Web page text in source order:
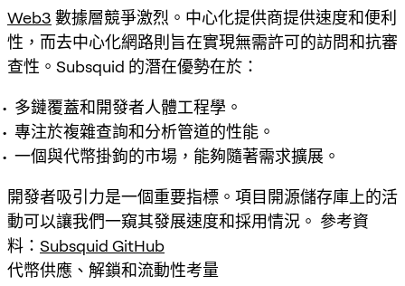
Web3 數據層競爭激烈。中心化提供商提供速度和便利
性，而去中心化網路則旨在實現無需許可的訪問和抗審
查性。Subsquid 的潛在優勢在於：
多鏈覆蓋和開發者人體工程學。
專注於複雜查詢和分析管道的性能。
一個與代幣掛鉤的市場，能夠隨著需求擴展。
開發者吸引力是一個重要指標。項目開源儲存庫上的活
動可以讓我們一窺其發展速度和採用情況。 參考資
料： Subsquid GitHub
代幣供應、解鎖和流動性考量